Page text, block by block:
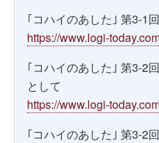
｢コハイのあした｣ 第3-1
https://www.logi-
｢コハイのあした｣ 第3-2
として
https://www.logi-
｢コハイのあした｣ 第3-2